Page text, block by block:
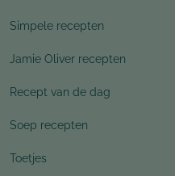
Simpele recepten
Jamie Oliver recepten
Recept van de dag
Soep recepten
Toetjes